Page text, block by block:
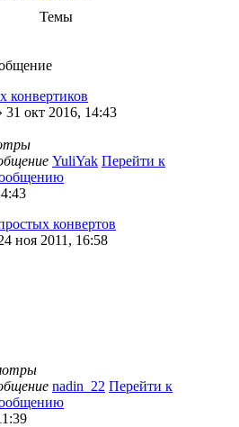
Темы
31 окт 2016, 14:43
YuliYak Перейти к
конвертов
ноя 2011, 16:58
nadin_22 Перейти к